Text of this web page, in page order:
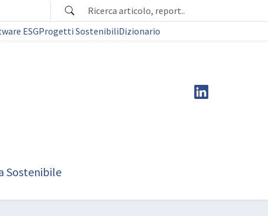
ESGProgetti SostenibiliDizionario
Sostenibile